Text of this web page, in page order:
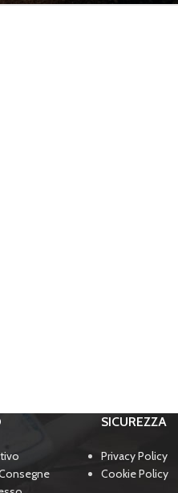
SICUREZZA
Privacy Policy
Cookie Policy